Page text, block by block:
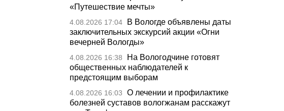
«Путешествие мечты»
4.08.2026 17:04
В Вологде объявлены даты
заключительных экскурсий акции «Огни
вечерней Вологды»
4.08.2026 16:38
На Вологодчине готовят
общественных наблюдателей к
предстоящим выборам
4.08.2026 16:03
О лечении и профилактике
болезней суставов вологжанам расскажут